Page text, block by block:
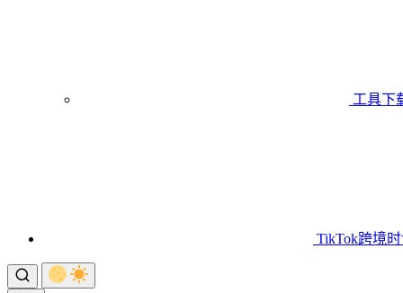
工具下
TikTok跨境